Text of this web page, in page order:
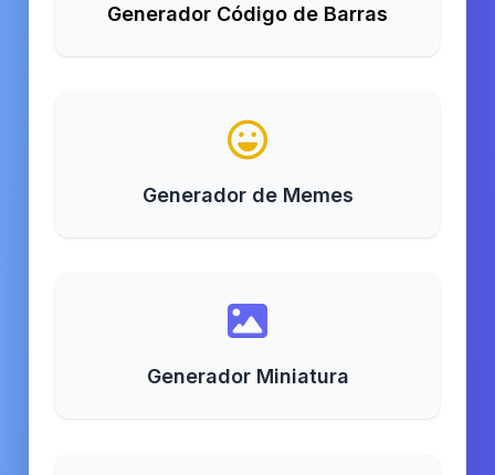
Generador Código de Barras
Generador de Memes
Generador Miniatura